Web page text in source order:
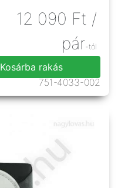
12 090 Ft /
pár-tól
Kosárba rakás
751-4033-002